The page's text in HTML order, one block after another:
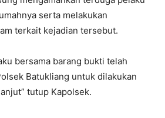
serta melakukan
terkait kejadian tersebut.
bersama barang bukti telah
Batukliang untuk dilakukan
tutup Kapolsek.